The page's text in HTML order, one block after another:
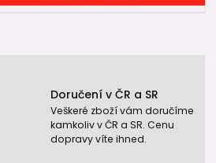
Doručení v ČR a SR
Veškeré zboží vám doručíme
kamkoliv v ČR a SR. Cenu
dopravy víte ihned.